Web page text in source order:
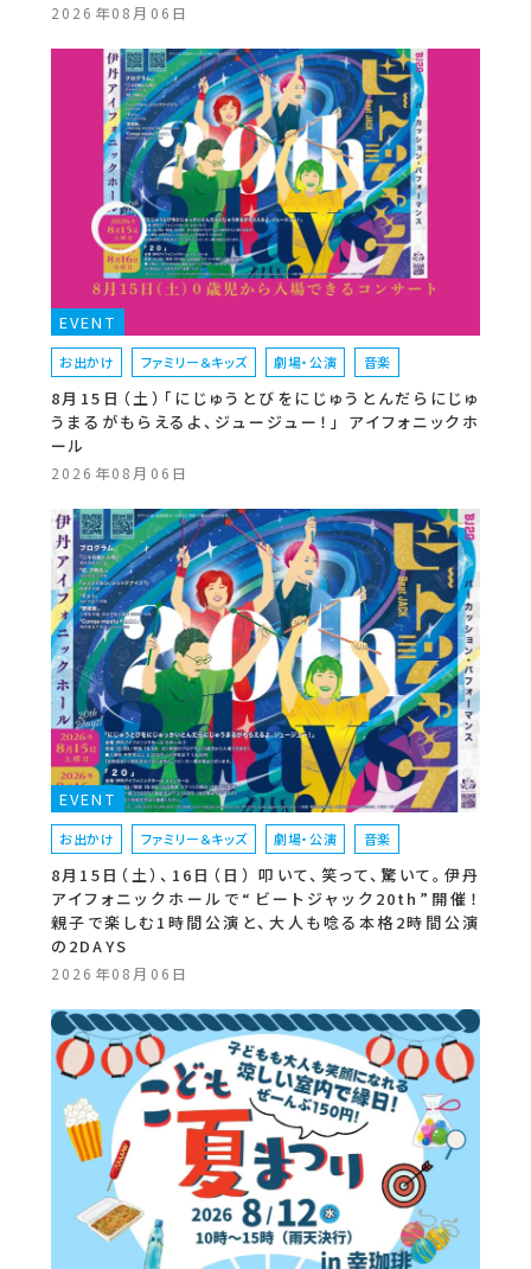
2026年08月06日
EVENT
お出かけ ファミリー＆キッズ 劇場・公演 音楽
8月15日（土）「にじゅうとびをにじゅうとんだらにじゅ
うまるがもらえるよ、ジュージュー！」 アイフォニックホ
ール
2026年08月06日
EVENT
お出かけ ファミリー＆キッズ 劇場・公演 音楽
8月15日（土）、16日（日） 叩いて、笑って、驚いて。伊丹
アイフォニックホールで“ビートジャック20th”開催！
親子で楽しむ1時間公演と、大人も唸る本格2時間公演
の2DAYS
2026年08月06日